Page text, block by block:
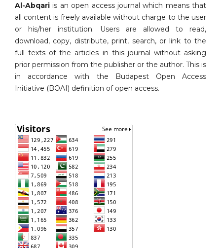
Al-Abqari is an open access journal which means that
all content is freely available without charge to the user
or his/her institution. Users are allowed to read,
download, copy, distribute, print, search, or link to the
full texts of the articles in this journal without asking
prior permission from the publisher or the author. This is
in accordance with the Budapest Open Access
Initiative (BOAI) definition of open access.